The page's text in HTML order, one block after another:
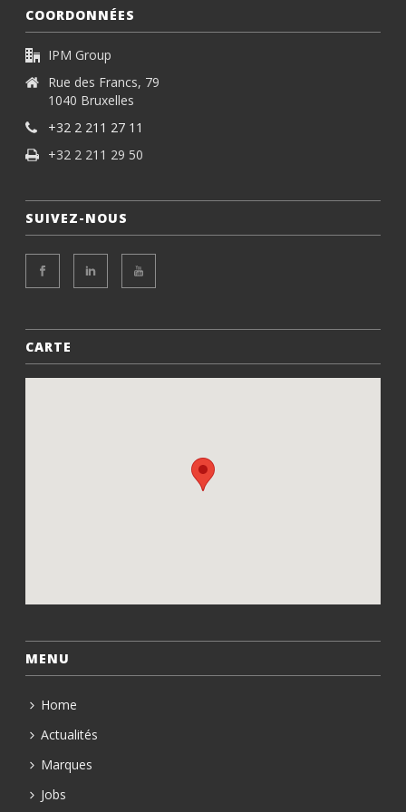
COORDONNÉES
IPM Group
Rue des Francs, 79
1040 Bruxelles
+32 2 211 27 11
+32 2 211 29 50
SUIVEZ-NOUS
CARTE
MENU
Home
Actualités
Marques
Jobs